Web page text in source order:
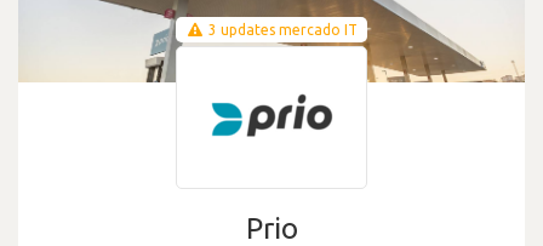
3 updates mercado IT
Prio